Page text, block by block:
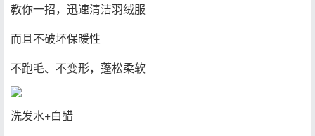
教你一招，迅速清洁羽绒服
而且不破坏保暖性
不跑毛、不变形，蓬松柔软
洗发水+白醋